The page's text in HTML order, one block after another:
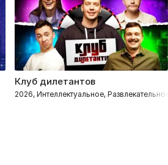
Клуб дилетантов
2026, Интеллектуальное, Развлекательное